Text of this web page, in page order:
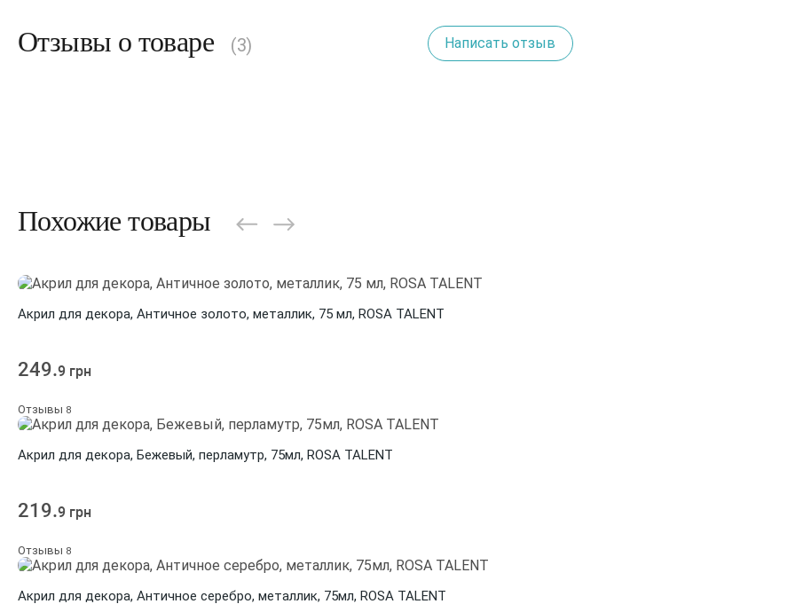
Отзывы о товаре (3) Написать отзыв
Похожие товары
Акрил для декора, Античное золото, металлик, 75 мл, ROSA TALENT
249.9 грн
Отзывы 8
Акрил для декора, Бежевый, перламутр, 75мл, ROSA TALENT
219.9 грн
Отзывы 8
Акрил для декора, Античное серебро, металлик, 75мл, ROSA TALENT